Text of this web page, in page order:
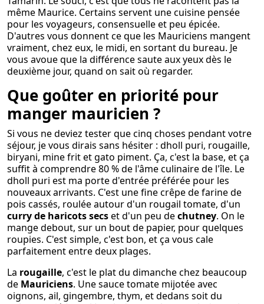
même Maurice. Certains servent une cuisine pensée
pour les voyageurs, consensuelle et peu épicée.
D'autres vous donnent ce que les Mauriciens mangent
vraiment, chez eux, le midi, en sortant du bureau. Je
vous avoue que la différence saute aux yeux dès le
deuxième jour, quand on sait où regarder.
Que goûter en priorité pour
manger mauricien ?
Si vous ne deviez tester que cinq choses pendant votre
séjour, je vous dirais sans hésiter : dholl puri, rougaille,
biryani, mine frit et gato piment. Ça, c'est la base, et ça
suffit à comprendre 80 % de l'âme culinaire de l'île. Le
dholl puri est ma porte d'entrée préférée pour les
nouveaux arrivants. C'est une fine crêpe de farine de
pois cassés, roulée autour d'un rougail tomate, d'un
curry de haricots secset d'un peu dechutney. On le
mange debout, sur un bout de papier, pour quelques
roupies. C'est simple, c'est bon, et ça vous cale
parfaitement entre deux plages.
La rougaille, c'est le plat du dimanche chez beaucoup
de Mauriciens. Une sauce tomate mijotée avec
oignons, ail, gingembre, thym, et dedans soit du